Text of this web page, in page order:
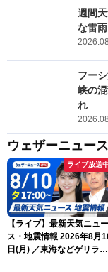
週間
な雷
フー
峡の
れ
ウェザーニュー
ライブ放送中
【ライブ】最新天気ニュー
ス・地震情報 2026年8月
日(月) ／東海などゲリラ雷